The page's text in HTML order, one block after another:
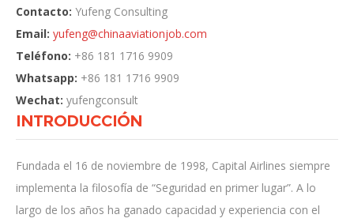
Contacto: Yufeng Consulting
Email: yufeng@chinaaviationjob.com
Teléfono: +86 181 1716 9909
Whatsapp: +86 181 1716 9909
Wechat: yufengconsult
INTRODUCCIÓN
Fundada el 16 de noviembre de 1998, Capital Airlines siempre
implementa la filosofía de “Seguridad en primer lugar”. A lo
largo de los años ha ganado capacidad y experiencia con el